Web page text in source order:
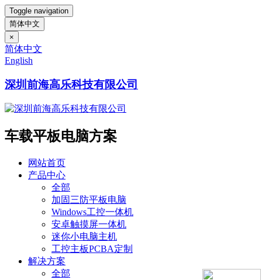
Toggle navigation
简体中文
×
简体中文
English
深圳前海高乐科技有限公司
车载平板电脑方案
网站首页
产品中心
全部
加固三防平板电脑
Windows工控一体机
安卓触摸屏一体机
迷你小电脑主机
工控主板PCBA定制
解决方案
全部